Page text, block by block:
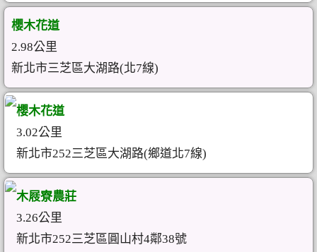
櫻木花道
2.98公里
新北市三芝區大湖路(北7線)
櫻木花道
3.02公里
新北市252三芝區大湖路(鄉道北7線)
木屐寮農莊
3.26公里
新北市252三芝區圓山村4鄰38號